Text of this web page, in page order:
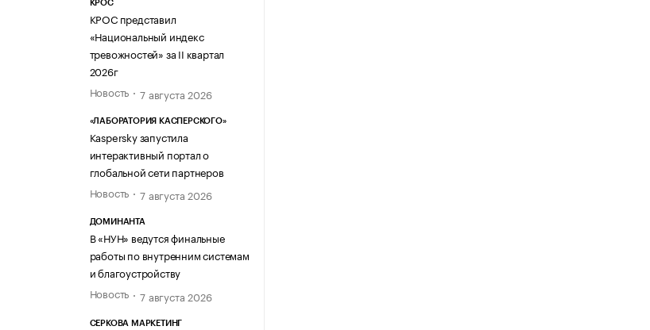
КРОС
КРОС представил
«Национальный индекс
тревожностей» за II квартал
2026г
Новость
7 августа 2026
«ЛАБОРАТОРИЯ КАСПЕРСКОГО»
Kaspersky запустила
интерактивный портал о
глобальной сети партнеров
Новость
7 августа 2026
ДОМИНАНТА
В «НУН» ведутся финальные
работы по внутренним системам
и благоустройству
Новость
7 августа 2026
СЕРКОВА МАРКЕТИНГ